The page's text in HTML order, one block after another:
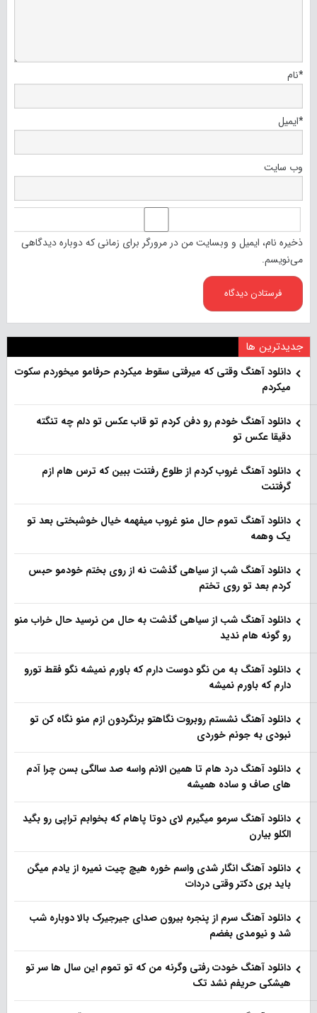
نام*
ایمیل*
وب‌ سایت
ذخیره نام، ایمیل و وبسایت من در مرورگر برای زمانی که دوباره دیدگاهی
می‌نویسم.
جدیدترین ها
دانلود آهنگ وقتی که میرفتی سقوط میکردم حرفامو میخوردم سکوت
میکردم
دانلود آهنگ خودم رو دفن کردم تو قاب عکس تو دلم چه تنگته
دقیقا عکس تو
دانلود آهنگ غروب کردم از طلوع رفتنت ببین که ترس هام ازم
گرفتنت
دانلود آهنگ تموم حال منو غروب میفهمه خیال خوشبختی بعد تو
یک وهمه
دانلود آهنگ شب از سیاهی گذشت نه از روی بختم خودمو حبس
کردم بعد تو روی تختم
دانلود آهنگ شب از سیاهی گذشت به حال من نرسید حال خراب منو
رو گونه هام ندید
دانلود آهنگ به من نگو دوست دارم که باورم نمیشه نگو فقط تورو
دارم که باورم نمیشه
دانلود آهنگ نشستم روبروت نگاهتو برنگردون ازم منو نگاه کن تو
نبودی به جونم خوردی
دانلود آهنگ درد هام تا همین الانم واسه صد سالگی بسن چرا آدم
های صاف و ساده همیشه
دانلود آهنگ سرمو میگیرم لای دوتا پاهام که بخوابم تراپی رو بگید
الکلو بیارن
دانلود آهنگ انگار شدی واسم خوره هیچ چیت نمیره از یادم میگن
باید بری دکتر وقتی دردات
دانلود آهنگ سرم از پنجره بیرون صدای جیرجیرک بالا دوباره شب
شد و نیومدی بغضم
دانلود آهنگ خودت رفتی وگرنه من که تو تموم این سال ها سر تو
هیشکی حریفم نشد تک